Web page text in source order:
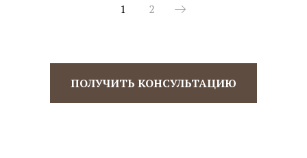
1 2
ПОЛУЧИТЬ КОНСУЛЬТАЦИЮ